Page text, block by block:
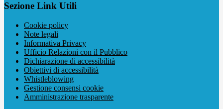
Sezione Link Utili
Cookie policy
Note legali
Informativa Privacy
Ufficio Relazioni con il Pubblico
Dichiarazione di accessibilità
Obiettivi di accessibilità
Whistleblowing
Gestione consensi cookie
Amministrazione trasparente